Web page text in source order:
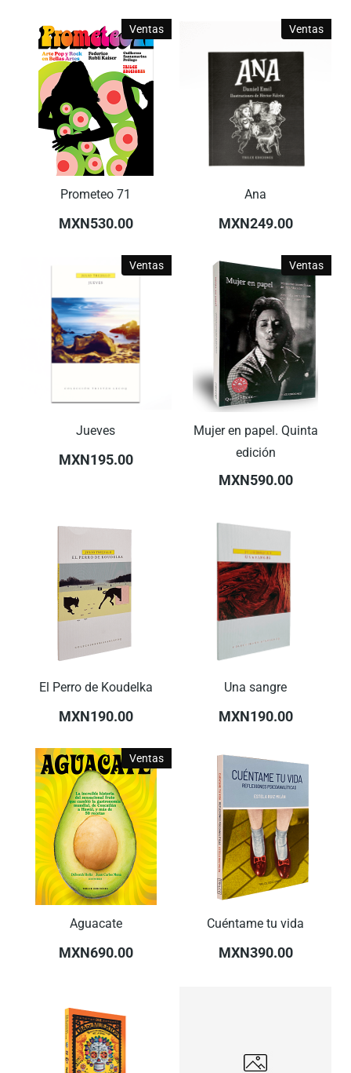
Ventas
Prometeo 71
MXN530.00
Ventas
Ana
MXN249.00
Ventas
Jueves
MXN195.00
Ventas
Mujer en papel. Quinta
edición
MXN590.00
El Perro de Koudelka
MXN190.00
Una sangre
MXN190.00
Ventas
Aguacate
MXN690.00
Cuéntame tu vida
MXN390.00